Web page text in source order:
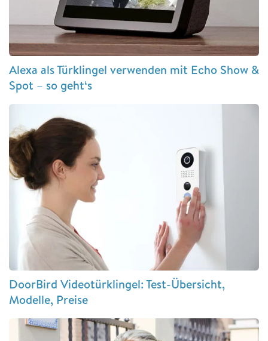
Alexa als Türklingel verwenden mit Echo Show &
Spot – so geht‘s
DoorBird Videotürklingel: Test-Übersicht,
Modelle, Preise